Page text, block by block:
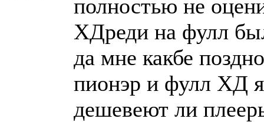
полностью не
ХДреди на фулл
да мне какбе
пионэр и фулл ХД
дешевеют ли